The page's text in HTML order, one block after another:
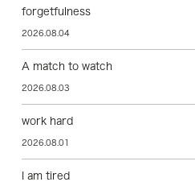
forgetfulness
2026.08.04
A match to watch
2026.08.03
work hard
2026.08.01
I am tired